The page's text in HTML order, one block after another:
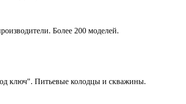
Более 200 моделей.
ключ". Питьевые колодцы и скважины.